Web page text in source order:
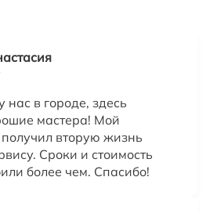
нас в городе, здесь
мастера! Мой
вторую жизнь
Сроки и стоимость
более чем. Спасибо!